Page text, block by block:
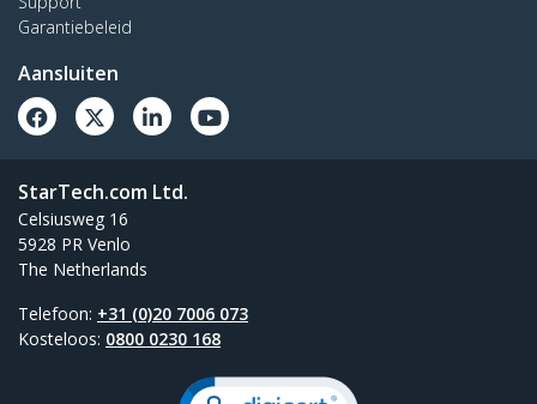
Garantiebeleid
Aansluiten
StarTech.com Ltd.
Celsiusweg 16
5928 PR Venlo
The Netherlands
Telefoon: +31 (0)20 7006 073
Kosteloos: 0800 0230 168